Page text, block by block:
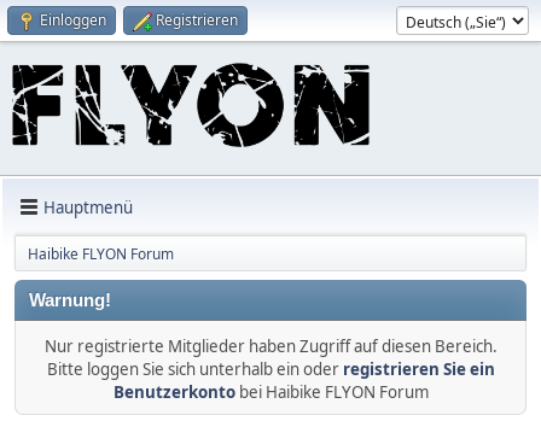
Einloggen Registrieren
Hauptmenü
Haibike FLYON Forum
Warnung!
Nur registrierte Mitglieder haben Zugriff auf diesen Bereich.
Bitte loggen Sie sich unterhalb ein oder registrieren Sie ein
Benutzerkontobei Haibike FLYON Forum